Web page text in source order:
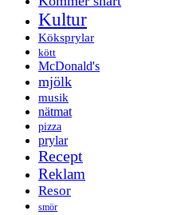
Kultur
Köksprylar
kött
McDonald's
mjölk
musik
nätmat
pizza
prylar
Recept
Reklam
Resor
smör